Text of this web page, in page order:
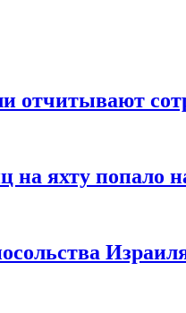
отчитывают
на яхту попало